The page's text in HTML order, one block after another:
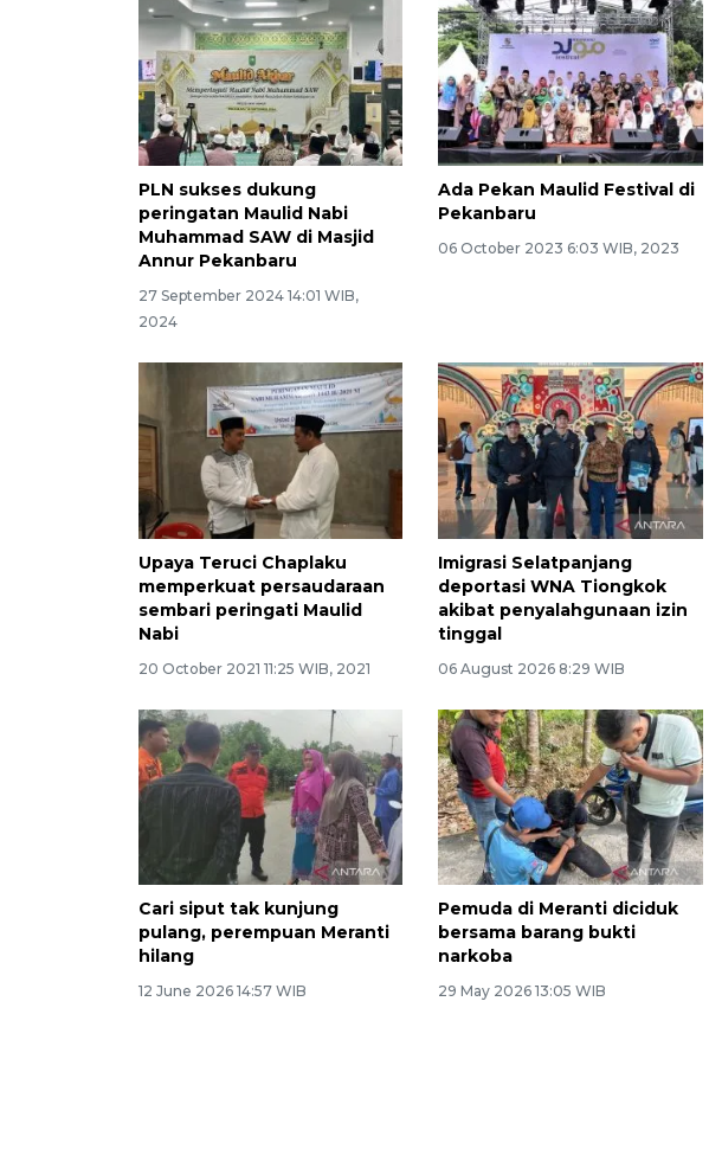
PLN sukses dukung
peringatan Maulid Nabi
Muhammad SAW di Masjid
Annur Pekanbaru
27 September 2024 14:01 WIB,
2024
Ada Pekan Maulid Festival di
Pekanbaru
06 October 2023 6:03 WIB, 2023
Upaya Teruci Chaplaku
memperkuat persaudaraan
sembari peringati Maulid
Nabi
20 October 2021 11:25 WIB, 2021
Imigrasi Selatpanjang
deportasi WNA Tiongkok
akibat penyalahgunaan izin
tinggal
06 August 2026 8:29 WIB
Cari siput tak kunjung
pulang, perempuan Meranti
hilang
12 June 2026 14:57 WIB
Pemuda di Meranti diciduk
bersama barang bukti
narkoba
29 May 2026 13:05 WIB